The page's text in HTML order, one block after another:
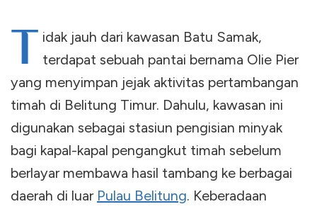
T
idak jauh dari kawasan Batu Samak,
terdapat sebuah pantai bernama Olie Pier
yang menyimpan jejak aktivitas pertambangan
timah di Belitung Timur. Dahulu, kawasan ini
digunakan sebagai stasiun pengisian minyak
bagi kapal-kapal pengangkut timah sebelum
berlayar membawa hasil tambang ke berbagai
daerah di luar Pulau Belitung. Keberadaan